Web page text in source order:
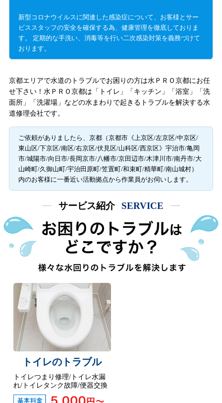
新型コロナウイルスに関連した感染症について、お客様とサー
ビススタッフの安全を確保する為、健康管理を徹底しておりま
す。 定期的な手洗い、消毒等を行い二次感染対策を義務づけて
おります。
京都エリアで水道のトラブルでお困りの方は水ＰＲＯ京都にお任
せ下さい！ 水ＰＲＯ京都は「トイレ」「キッチン」「浴室」「洗
面所」「洗濯場」などの水まわりで起きるトラブルを解決する水
道修理会社です。
ご依頼がありましたら、京都（京都市《上京区/左京区/中京区/
東山区/下京区/南区/右京区/伏見区/山科区/西京区》宇治市/亀岡
市/城陽市/向日市/長岡京市/八幡市/京田辺市/木津川市/南丹市/大
山崎町/久御山町/宇治田原町/笠置町/和束町/精華町/南山城村）
内のお客様に一番近い活動拠点から作業員がお伺いします。
サービス紹介 SERVICE
トイレのトラブル
トイレつまり修理/トイレ水漏
れ/トイレタンク故障/便器交換